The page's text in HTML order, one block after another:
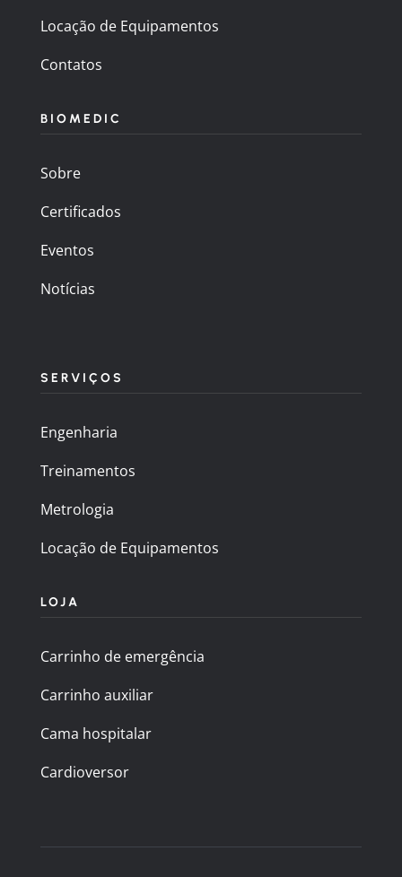
Locação de Equipamentos
Contatos
BIOMEDIC
Sobre
Certificados
Eventos
Notícias
SERVIÇOS
Engenharia
Treinamentos
Metrologia
Locação de Equipamentos
LOJA
Carrinho de emergência
Carrinho auxiliar
Cama hospitalar
Cardioversor